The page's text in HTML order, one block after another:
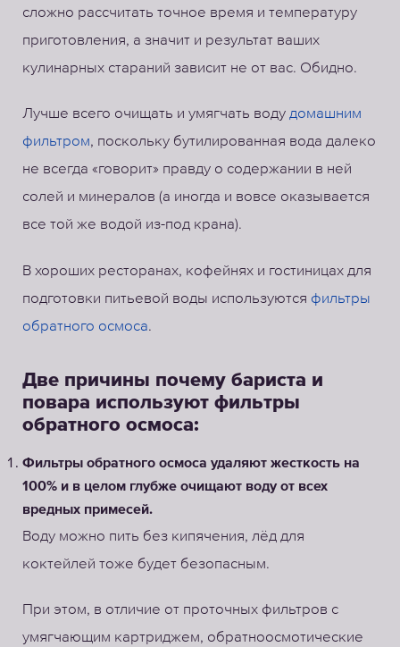
сложно рассчитать точное время и температуру
приготовления, а значит и результат ваших
кулинарных стараний зависит не от вас. Обидно.
Лучше всего очищать и умягчать воду домашним
фильтром, поскольку бутилированная вода далеко
не всегда «говорит» правду о содержании в ней
солей и минералов (а иногда и вовсе оказывается
все той же водой из-под крана).
В хороших ресторанах, кофейнях и гостиницах для
подготовки питьевой воды используются фильтры
обратного осмоса.
Две причины почему бариста и
повара используют фильтры
обратного осмоса:
Фильтры обратного осмоса удаляют жесткость на
100% и в целом глубже очищают воду от всех
вредных примесей.
Воду можно пить без кипячения, лёд для
коктейлей тоже будет безопасным.
При этом, в отличие от проточных фильтров с
умягчающим картриджем, обратноосмотические